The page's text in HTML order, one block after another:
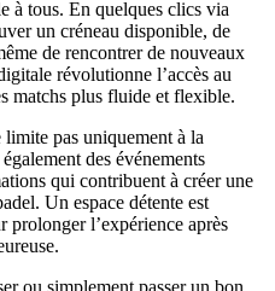
à tous. En quelques clics via
un créneau disponible, de
de rencontrer de nouveaux
révolutionne l’accès au
matchs plus fluide et flexible.
pas uniquement à la
des événements
qui contribuent à créer une
Un espace détente est
prolonger l’expérience après
ou simplement passer un bon